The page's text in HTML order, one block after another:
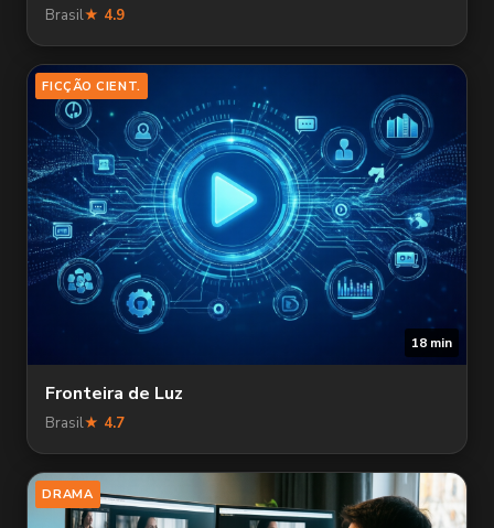
Brasil★ 4.9
FICÇÃO CIENT.
18 min
Fronteira de Luz
Brasil★ 4.7
DRAMA